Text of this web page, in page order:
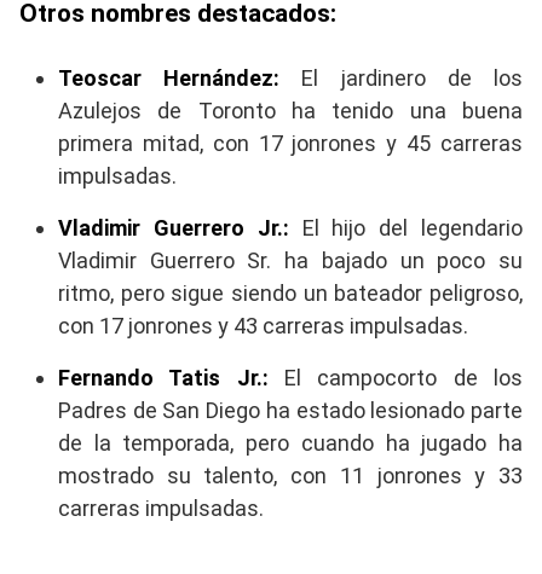
Otros nombres destacados:
Teoscar Hernández: El jardinero de los
Azulejos de Toronto ha tenido una buena
primera mitad, con 17 jonrones y 45 carreras
impulsadas.
Vladimir Guerrero Jr.: El hijo del legendario
Vladimir Guerrero Sr. ha bajado un poco su
ritmo, pero sigue siendo un bateador peligroso,
con 17 jonrones y 43 carreras impulsadas.
Fernando Tatis Jr.: El campocorto de los
Padres de San Diego ha estado lesionado parte
de la temporada, pero cuando ha jugado ha
mostrado su talento, con 11 jonrones y 33
carreras impulsadas.